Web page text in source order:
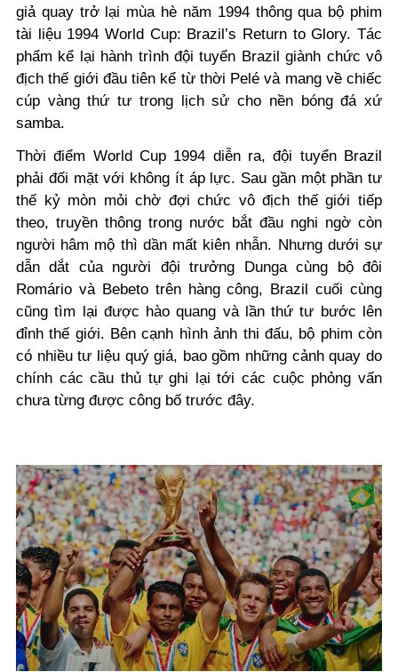
giả quay trở lại mùa hè năm 1994 thông qua bộ phim
tài liệu 1994 World Cup: Brazil’s Return to Glory. Tác
phẩm kể lại hành trình đội tuyển Brazil giành chức vô
địch thế giới đầu tiên kể từ thời Pelé và mang về chiếc
cúp vàng thứ tư trong lịch sử cho nền bóng đá xứ
samba.
Thời điểm World Cup 1994 diễn ra, đội tuyển Brazil
phải đối mặt với không ít áp lực. Sau gần một phần tư
thế kỷ mòn mỏi chờ đợi chức vô địch thế giới tiếp
theo, truyền thông trong nước bắt đầu nghi ngờ còn
người hâm mộ thì dần mất kiên nhẫn. Nhưng dưới sự
dẫn dắt của người đội trưởng Dunga cùng bộ đôi
Romário và Bebeto trên hàng công, Brazil cuối cùng
cũng tìm lại được hào quang và lần thứ tư bước lên
đỉnh thế giới. Bên cạnh hình ảnh thi đấu, bộ phim còn
có nhiều tư liệu quý giá, bao gồm những cảnh quay do
chính các cầu thủ tự ghi lại tới các cuộc phỏng vấn
chưa từng được công bố trước đây.